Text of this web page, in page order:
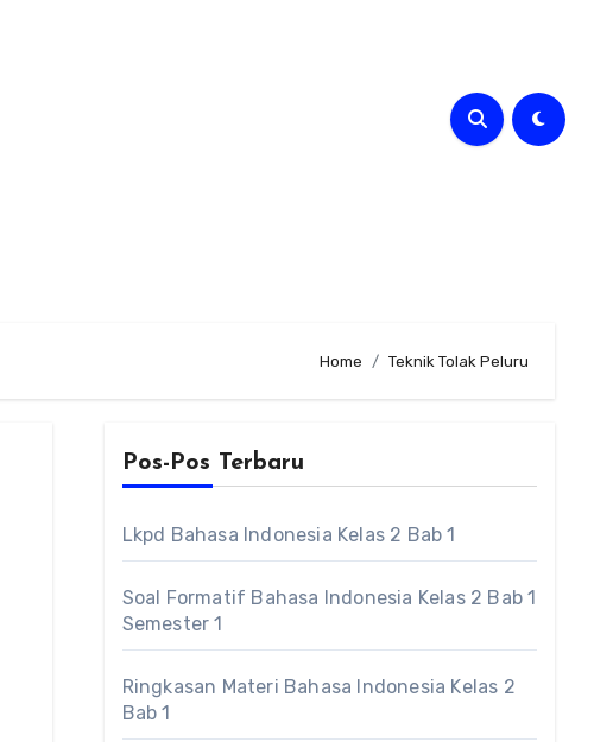
Home Teknik Tolak Peluru
Pos-Pos Terbaru
Lkpd Bahasa Indonesia Kelas 2 Bab 1
Soal Formatif Bahasa Indonesia Kelas 2 Bab 1
Semester 1
Ringkasan Materi Bahasa Indonesia Kelas 2
Bab 1